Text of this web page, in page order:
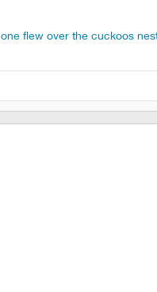
one flew over the cuckoos